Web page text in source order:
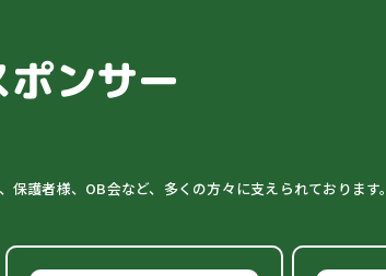
ンサー
護者様、OB会など、多くの方々に支えられております。